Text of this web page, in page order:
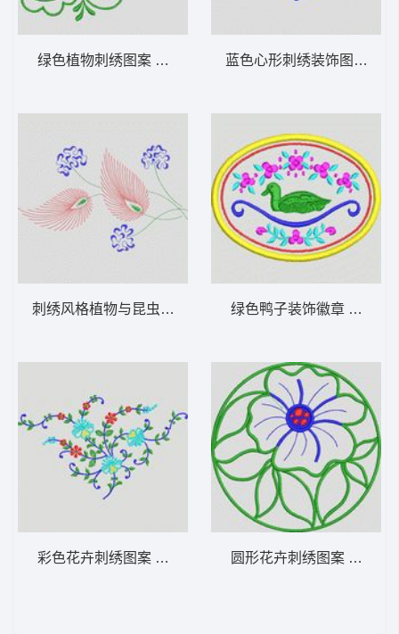
绿色植物刺绣图案 植物花型
刺绣风格植物与昆虫图案 植物花型
彩色花卉刺绣图案 植物花型
蓝色心形刺绣装饰图案 植
绿色鸭子装饰徽章 植物花
圆形花卉刺绣图案 植物花